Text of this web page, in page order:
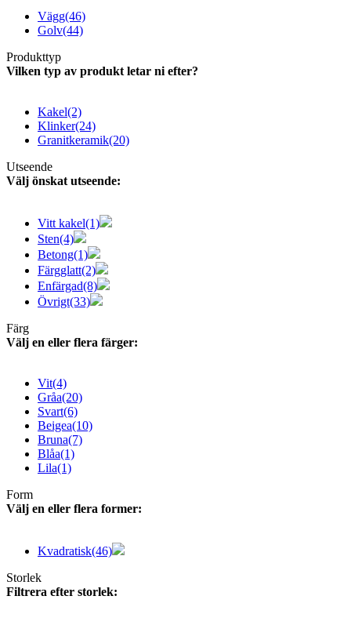
Vägg(46)
Golv(44)
Produkttyp
Vilken typ av produkt letar ni efter?
Kakel(2)
Klinker(24)
Granitkeramik(20)
Utseende
Välj önskat utseende:
Vitt kakel(1)
Sten(4)
Betong(1)
Färgglatt(2)
Enfärgad(8)
Övrigt(33)
Färg
Välj en eller flera färger:
Vit(4)
Gråa(20)
Svart(6)
Beigea(10)
Bruna(7)
Blåa(1)
Lila(1)
Form
Välj en eller flera former:
Kvadratisk(46)
Storlek
Filtrera efter storlek: